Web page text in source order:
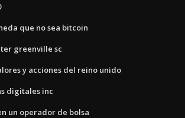
que no sea bitcoin
greenville sc
y acciones del reino unido
digitales inc
un operador de bolsa